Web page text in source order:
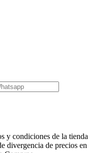
y condiciones de la tienda
divergencia de precios en